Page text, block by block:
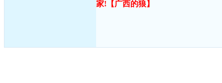
家! 【广西的狼】